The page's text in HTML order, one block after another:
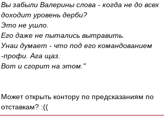
Вы забыли Валерины слова - когда не до всех
доходит уровень дерби?
Это не ушло.
Его даже не пытались вытравить.
Унаи думает - что под его командованием
-профи. Ага щаз.
Вот и сгорит на этом."
Может открыть контору по предсказаниям по
отставкам? :((